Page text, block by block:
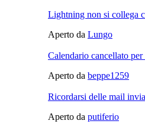
Lightning non si collega
Aperto da Lungo
Calendario cancellato per
Aperto da beppe1259
Ricordarsi delle mail
Aperto da putiferio